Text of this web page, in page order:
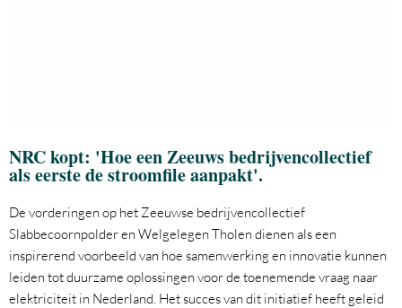
NRC kopt: 'Hoe een Zeeuws bedrijvencollectief
als eerste de stroomfile aanpakt'.
De vorderingen op het Zeeuwse bedrijvencollectief
Slabbecoornpolder en Welgelegen Tholen dienen als een
inspirerend voorbeeld van hoe samenwerking en innovatie kunnen
leiden tot duurzame oplossingen voor de toenemende vraag naar
elektriciteit in Nederland. Het succes van dit initiatief heeft geleid